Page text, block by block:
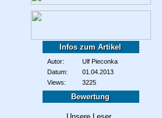
Infos zum Artikel
Autor:
Ulf Pieconka
Datum:
01.04.2013
Views:
3225
Bewertung